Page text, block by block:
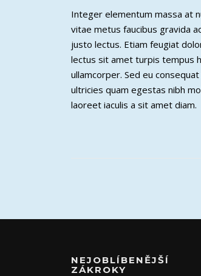
Integer elementum massa at
vitae metus faucibus gravida
justo lectus. Etiam feugiat
lectus sit amet turpis tempus
ullamcorper. Sed eu
ultricies quam egestas nibh
laoreet iaculis a sit amet diam.
NEJOBLÍBENĚJŠÍ
ZÁKROKY